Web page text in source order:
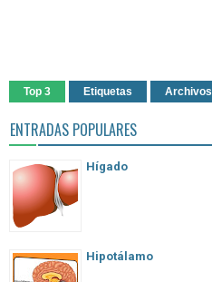
Top 3 Etiquetas Archivos
ENTRADAS POPULARES
Hígado
Hipotálamo